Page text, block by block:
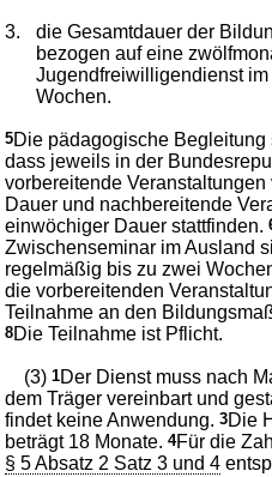
3.
die Gesamtdauer der
bezogen auf eine
Jugendfreiwilligendienst
Wochen.
5Die pädagogische
dass jeweils in der
vorbereitende
Dauer und nachbereitende
einwöchiger Dauer stattfinden.
Zwischenseminar im Ausland
regelmäßig bis zu zwei
die vorbereitenden
Teilnahme an den
8Die Teilnahme ist Pflicht.
(3)1Der Dienst muss nach
dem Träger vereinbart und
findet keine Anwendung.3Die
beträgt 18 Monate.4Für die
§ 5 Absatz 2 Satz 3 und 4